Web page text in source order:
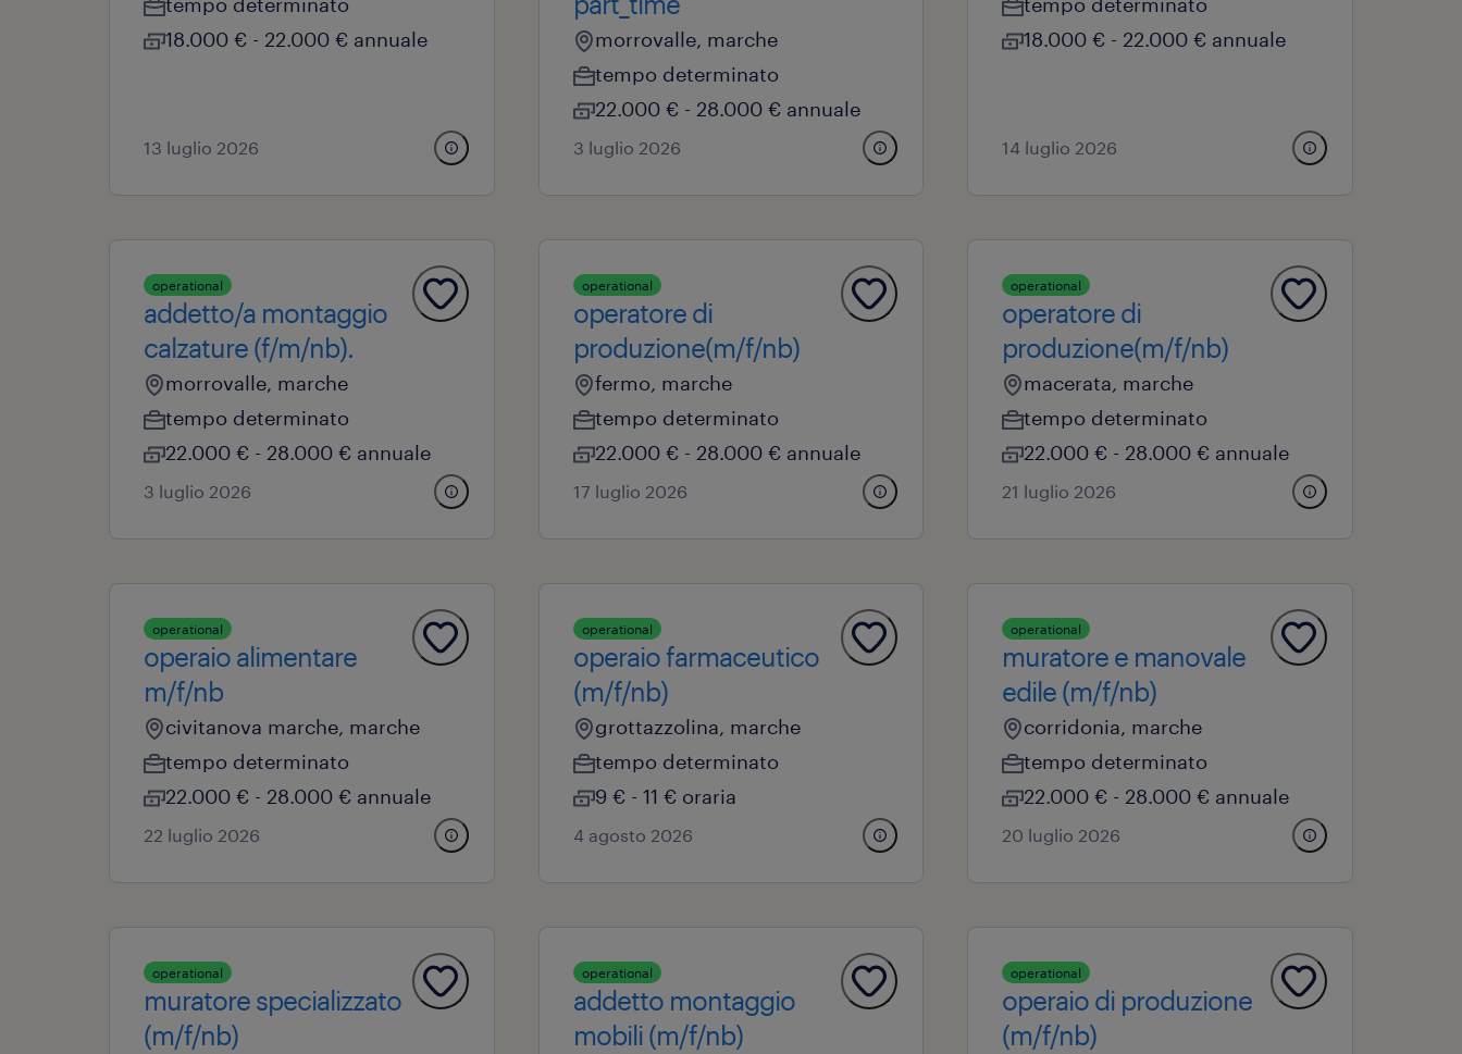
18.000 € - 22.000 € annuale
13 luglio 2026
morrovalle, marche
tempo determinato
22.000 € - 28.000 € annuale
3 luglio 2026
18.000 € - 22.000 € annuale
14 luglio 2026
operational
addetto/a montaggio
calzature (f/m/nb).
morrovalle, marche
tempo determinato
22.000 € - 28.000 € annuale
3 luglio 2026
operational
operatore di
produzione(m/f/nb)
fermo, marche
tempo determinato
22.000 € - 28.000 € annuale
17 luglio 2026
operational
operatore di
produzione(m/f/nb)
macerata, marche
tempo determinato
22.000 € - 28.000 € annuale
21 luglio 2026
operational
operaio alimentare
m/f/nb
civitanova marche, marche
tempo determinato
22.000 € - 28.000 € annuale
22 luglio 2026
operational
operaio farmaceutico
(m/f/nb)
grottazzolina, marche
tempo determinato
9 € - 11 € oraria
4 agosto 2026
operational
muratore e manovale
edile (m/f/nb)
corridonia, marche
tempo determinato
22.000 € - 28.000 € annuale
20 luglio 2026
operational
muratore specializzato
(m/f/nb)
operational
addetto montaggio
mobili (m/f/nb)
operational
operaio di produzione
(m/f/nb)